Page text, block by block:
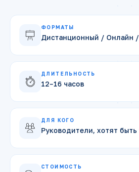
ФОРМАТЫ
Дистанционный / Онлайн
ДЛИТЕЛЬНОСТЬ
12–16 часов
ДЛЯ КОГО
Руководители, хотят
СТОИМОСТЬ